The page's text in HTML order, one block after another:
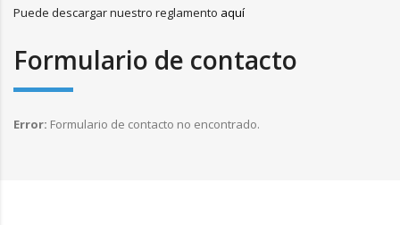
Puede descargar nuestro reglamento aquí
Formulario de contacto
Error: Formulario de contacto no encontrado.